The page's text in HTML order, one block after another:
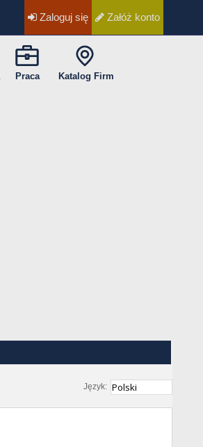
Zaloguj się Załóż konto
Praca Katalog Firm
Język: